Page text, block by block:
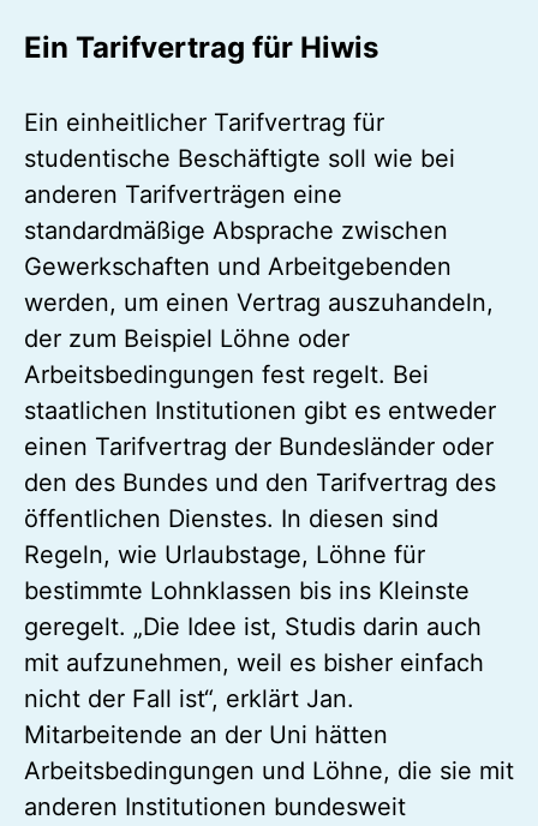
Ein Tarifvertrag für Hiwis
Ein einheitlicher Tarifvertrag für
studentische Beschäftigte soll wie bei
anderen Tarifverträgen eine
standardmäßige Absprache zwischen
Gewerkschaften und Arbeitgebenden
werden, um einen Vertrag auszuhandeln,
der zum Beispiel Löhne oder
Arbeitsbedingungen fest regelt. Bei
staatlichen Institutionen gibt es entweder
einen Tarifvertrag der Bundesländer oder
den des Bundes und den Tarifvertrag des
öffentlichen Dienstes. In diesen sind
Regeln, wie Urlaubstage, Löhne für
bestimmte Lohnklassen bis ins Kleinste
geregelt. „Die Idee ist, Studis darin auch
mit aufzunehmen, weil es bisher einfach
nicht der Fall ist“, erklärt Jan.
Mitarbeitende an der Uni hätten
Arbeitsbedingungen und Löhne, die sie mit
anderen Institutionen bundesweit